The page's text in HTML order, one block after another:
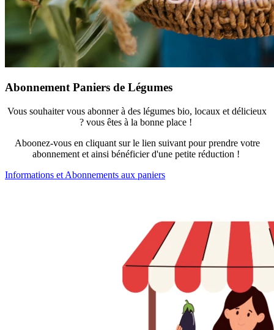
Abonnement Paniers de Légumes
Vous souhaiter vous abonner à des légumes bio, locaux et délicieux
? vous êtes à la bonne place !
Aboonez-vous en cliquant sur le lien suivant pour prendre votre
abonnement et ainsi bénéficier d'une petite réduction !
Informations et Abonnements aux paniers